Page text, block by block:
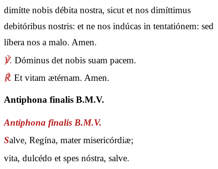
dimítte nobis débita nostra, sicut et nos dimíttimus
debitóribus nostris: et ne nos indúcas in tentatiónem: sed
líbera nos a malo. Amen.
℣. Dóminus det nobis suam pacem.
℟. Et vitam ætérnam. Amen.
Antiphona finalis B.M.V.
Antiphona finalis B.M.V.
Salve, Regína, mater misericórdiæ;
vita, dulcédo et spes nóstra, salve.